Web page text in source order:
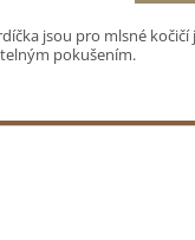
jsou pro mlsné kočičí
pokušením.